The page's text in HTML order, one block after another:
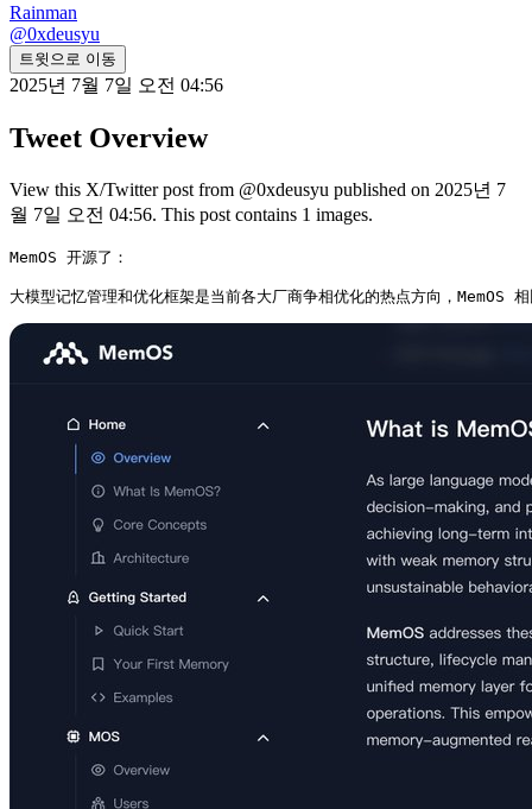
Rainman
@0xdeusyu
트윗으로 이동
2025년 7월 7일 오전 04:56
Tweet Overview
View this X/Twitter post from @0xdeusyu published on 2025년 7
월 7일 오전 04:56. This post contains 1 images.
MemOS 开源了：
大模型记忆管理和优化框架是当前各大厂商争相优化的热点方向，